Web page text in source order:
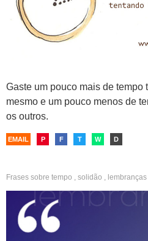
Gaste um pouco mais de tempo
mesmo e um pouco menos de
os outros.
EMAIL P F T W D
Frases sobre tempo solidão lembranças